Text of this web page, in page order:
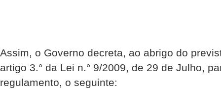
Assim, o Governo decreta, ao abrigo do
artigo 3.° da Lei n.° 9/2009, de 29 de Julho,
regulamento, o seguinte: